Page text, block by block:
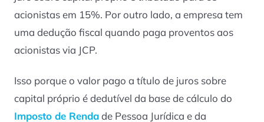
acionistas em 15%. Por outro lado, a empresa tem
uma dedução fiscal quando paga proventos aos
acionistas via JCP.
Isso porque o valor pago a título de juros sobre
capital próprio é dedutível da base de cálculo do
Imposto de Rendade Pessoa Jurídica e da